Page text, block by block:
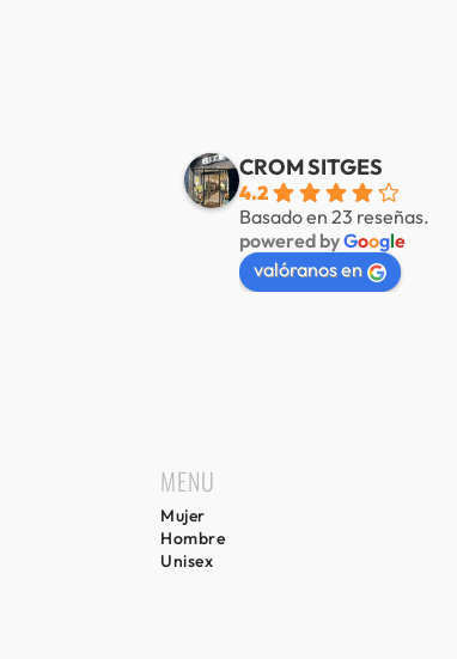
CROM SITGES
4.2
Basado en 23 reseñas.
powered byGoogle
valóranos en
hace 3 años
Nuestra tienda favorita en
Sitges, servicio de primer nivel.
MENU
Mujer
Hombre
Unisex